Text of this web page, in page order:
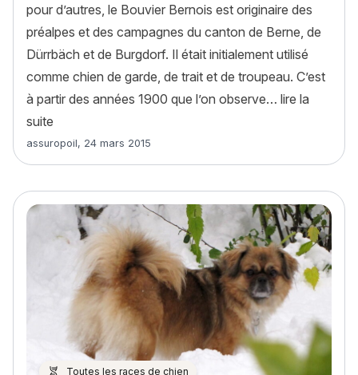
pour d’autres, le Bouvier Bernois est originaire des
préalpes et des campagnes du canton de Berne, de
Dürrbäch et de Burgdorf. Il était initialement utilisé
comme chien de garde, de trait et de troupeau. C’est
à partir des années 1900 que l’on observe… lire la
suite
Article rédigé par
assuropoil, 24 mars 2015
Toutes les races de chien